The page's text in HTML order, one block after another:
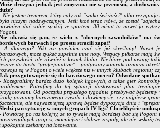
Może drużyna jednak jest zmęczona nie w przenośni, a
duże?
- Nie jestem trenerem, który cały rok "szuka świeżości" albo
była niczym nadzwyczajnym. Jeśli ktoś teraz mówi, że został
powinien dać sobie spokój ze sportem. 30 minut to nawet ja
Pogoni.
Nie obawia się pan, że wielu z "obecnych zawodników" ma
bordowych barwach i po prostu stracili zapał?
- A dlaczego? Nikt nie powinien czuć się już skreślony! Nawet
barażowych, może zyskać zupełnie inne noty. Wszyscy piłkarze
ich przyszłości, ale również o losach klubu. Nie biorę pod uwagę
jeszcze do hasła "profesjonalizm" - podpisany kontrakt oznacza
rozwoju są w Pogoni o wiele większe niż w innych klubach regionu;
Jak przygotowujecie się do barażowego meczu? Odwołane
- Rozegraliśmy bardzo dużo kolejek ligowych, a także gier
problemem. Potrafimy do tej sytuacji dostosować plan
przygotowani. Od początku przyszłego tygodnia przebywać
środę poznamy barażowego rywala i dowiemy się, czy najpierw
Szczecinie, ale najważniejszą sprawą będzie dyspozycja dnia i
Śledzi pan sytuację w innych grupach IV ligi? Chcielibyście
- Powtórzę po raz kolejny, że to rywale mają bardziej bać się Pogoni
poszczególnych grup są mocniejsze i słabsze zespoły, ale nie
i spokojnie czekamy na losowanie.